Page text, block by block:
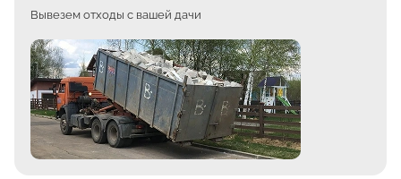
Вывезем отходы с вашей дачи